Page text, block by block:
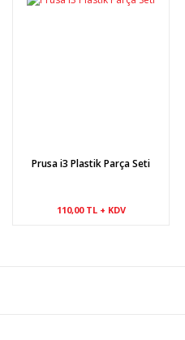
Prusa i3 Plastik Parça Seti
110,00 TL + KDV